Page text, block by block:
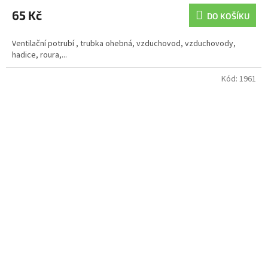
65 Kč DO KOŠÍKU
Ventilační potrubí , trubka ohebná, vzduchovod, vzduchovody,
hadice, roura,...
Kód: 1961